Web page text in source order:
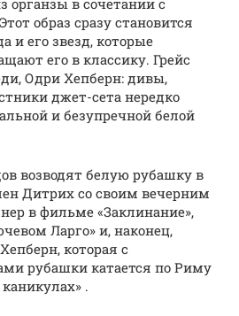
образ сразу становится
и его звезд, которые
его в классику. Грейс
Одри Хепберн: дивы,
джет-сета нередко
и безупречной белой
возводят белую рубашку в
Дитрих со своим вечерним
в фильме «Заклинание»,
Ларго» и, наконец,
которая с
рубашки катается по Риму
.